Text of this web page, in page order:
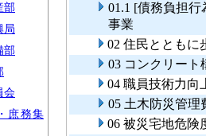
部
局
部
会
庶務集
01.1 [債務負担
事業
02 住民とともに
03 コンクリート
04 職員技術力向
05 土木防災管理
06 被災宅地危険